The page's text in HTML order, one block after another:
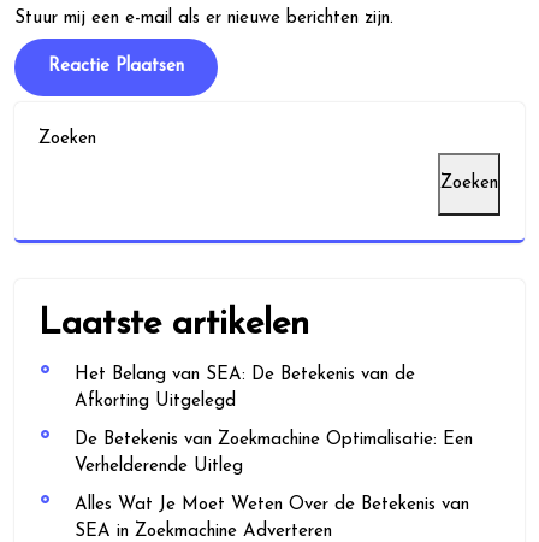
Stuur mij een e-mail als er nieuwe berichten zijn.
Zoeken
Zoeken
Laatste artikelen
Het Belang van SEA: De Betekenis van de
Afkorting Uitgelegd
De Betekenis van Zoekmachine Optimalisatie: Een
Verhelderende Uitleg
Alles Wat Je Moet Weten Over de Betekenis van
SEA in Zoekmachine Adverteren